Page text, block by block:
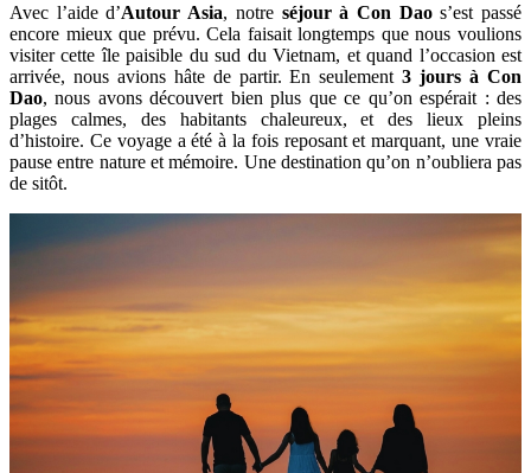
Avec l’aide d’Autour Asia, notre séjour à Con Daos’est passé
encore mieux que prévu. Cela faisait longtemps que nous voulions
visiter cette île paisible du sud du Vietnam, et quand l’occasion est
arrivée, nous avions hâte de partir. En seulement3 jours à Con
Dao, nous avons découvert bien plus que ce qu’on espérait : des
plages calmes, des habitants chaleureux, et des lieux pleins
d’histoire. Ce voyage a été à la fois reposant et marquant, une vraie
pause entre nature et mémoire. Une destination qu’on n’oubliera pas
de sitôt.